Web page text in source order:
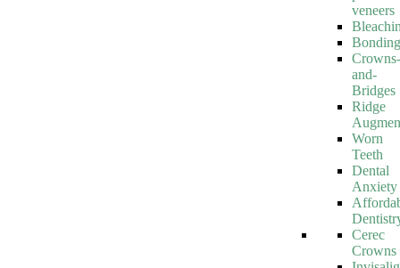
veneers
Bonding
Crowns-
and-
Bridges
Ridge
Worn
Teeth
Dental
Anxiety
Cerec
Crowns